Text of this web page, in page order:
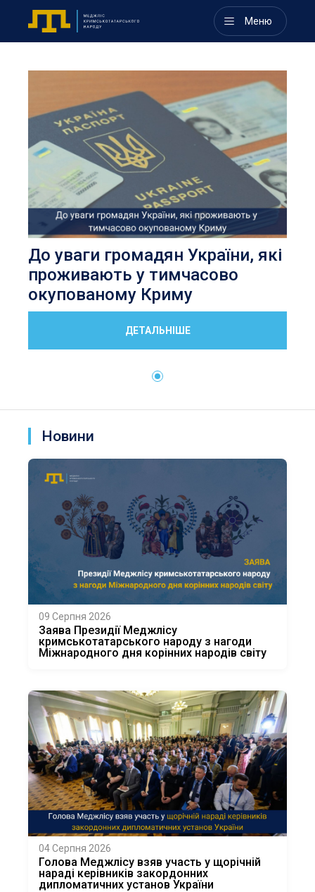
Меню
До уваги громадян України, які
проживають у тимчасово
окупованому Криму
ДЕТАЛЬНІШЕ
Новини
09 Серпня 2026
Заява Президії Меджлісу
кримськотатарського народу з нагоди
Міжнародного дня корінних народів світу
04 Серпня 2026
Голова Меджлісу взяв участь у щорічній
нараді керівників закордонних
дипломатичних установ України